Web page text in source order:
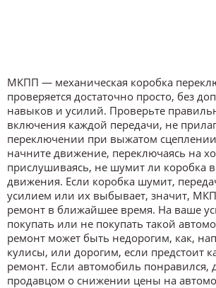
МКПП — механическая коробка
проверяется достаточно просто, без
навыков и усилий. Проверьте
включения каждой передачи, не
переключении при выжатом
начните движение, переключаясь на
прислушиваясь, не шумит ли коробка
движения. Если коробка шумит,
усилием или их выбывает, значит,
ремонт в ближайшее время. На ваше
покупать или не покупать такой
ремонт может быть недорогим, как,
кулисы, или дорогим, если предстоит
ремонт. Если автомобиль понравился,
продавцом о снижении цены на